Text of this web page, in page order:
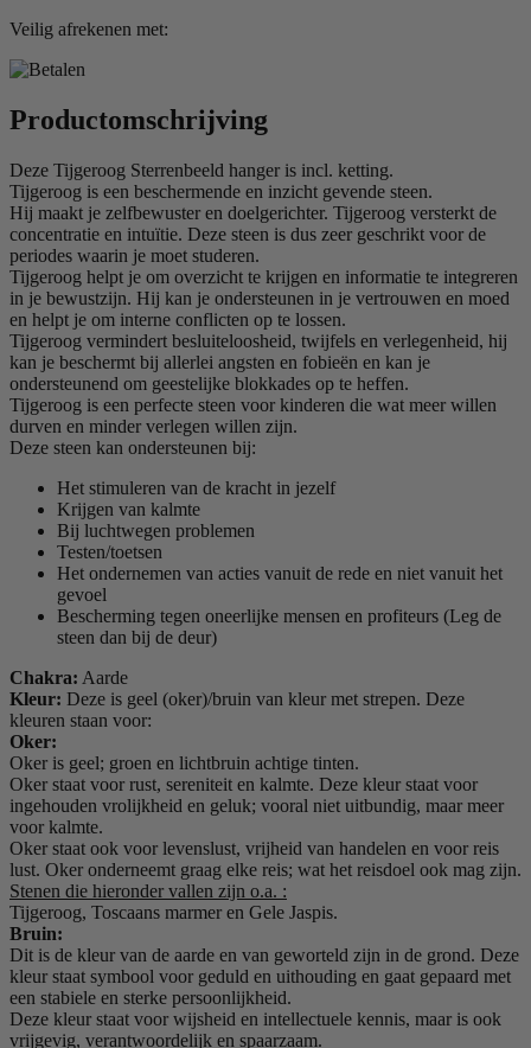
Veilig afrekenen met:
Productomschrijving
Deze Tijgeroog Sterrenbeeld hanger is incl. ketting.
Tijgeroog is een beschermende en inzicht gevende steen.
Hij maakt je zelfbewuster en doelgerichter. Tijgeroog versterkt de
concentratie en intuïtie. Deze steen is dus zeer geschrikt voor de
periodes waarin je moet studeren.
Tijgeroog helpt je om overzicht te krijgen en informatie te integreren
in je bewustzijn. Hij kan je ondersteunen in je vertrouwen en moed
en helpt je om interne conflicten op te lossen.
Tijgeroog vermindert besluiteloosheid, twijfels en verlegenheid, hij
kan je beschermt bij allerlei angsten en fobieën en kan je
ondersteunend om geestelijke blokkades op te heffen.
Tijgeroog is een perfecte steen voor kinderen die wat meer willen
durven en minder verlegen willen zijn.
Deze steen kan ondersteunen bij:
Het stimuleren van de kracht in jezelf
Krijgen van kalmte
Bij luchtwegen problemen
Testen/toetsen
Het ondernemen van acties vanuit de rede en niet vanuit het
gevoel
Bescherming tegen oneerlijke mensen en profiteurs (Leg de
steen dan bij de deur)
Chakra: Aarde
Kleur: Deze is geel (oker)/bruin van kleur met strepen. Deze
kleuren staan voor:
Oker:
Oker is geel; groen en lichtbruin achtige tinten.
Oker staat voor rust, sereniteit en kalmte. Deze kleur staat voor
ingehouden vrolijkheid en geluk; vooral niet uitbundig, maar meer
voor kalmte.
Oker staat ook voor levenslust, vrijheid van handelen en voor reis
lust. Oker onderneemt graag elke reis; wat het reisdoel ook mag zijn.
Stenen die hieronder vallen zijn o.a. :
Tijgeroog, Toscaans marmer en Gele Jaspis.
Bruin:
Dit is de kleur van de aarde en van geworteld zijn in de grond. Deze
kleur staat symbool voor geduld en uithouding en gaat gepaard met
een stabiele en sterke persoonlijkheid.
Deze kleur staat voor wijsheid en intellectuele kennis, maar is ook
vrijgevig, verantwoordelijk en spaarzaam.